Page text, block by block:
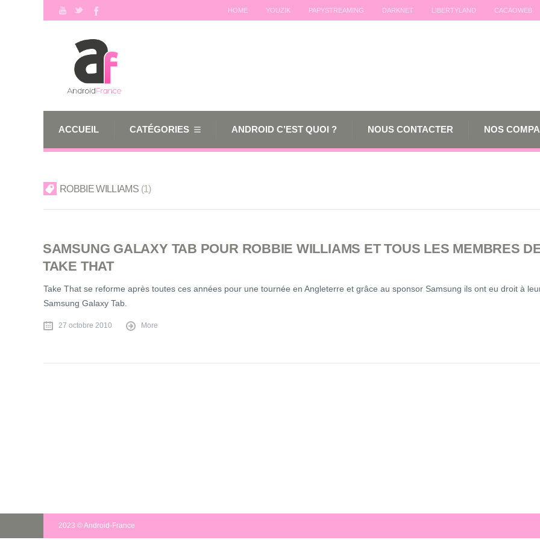
HOME YOUZIK PAPYSTREAMING DARKNET LIBERTYLAND CACAOWEB
ACCUEIL CATÉGORIES ANDROID C’EST QUOI ? NOUS CONTACTER NOS
ROBBIE WILLIAMS 1
SAMSUNG GALAXY TAB POUR ROBBIE WILLIAMS ET TOUS LES MEMBRES
TAKE THAT
Take That se reforme après toutes ces années pour une tournée en Angleterre et grâce au sponsor Samsung ils ont eu droit à
Samsung Galaxy Tab.
27 octobre 2010 More
2023 © Android-France